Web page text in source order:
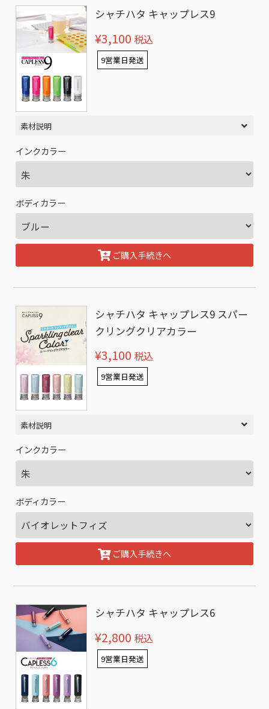
シャチハタ キャップレス9
¥3,100 税込
9営業日発送
素材説明
インクカラー
ボディカラー
ご購入手続きへ
シャチハタ キャップレス9 スパー
クリングクリアカラー
¥3,100 税込
9営業日発送
素材説明
インクカラー
ボディカラー
ご購入手続きへ
シャチハタ キャップレス6
¥2,800 税込
9営業日発送